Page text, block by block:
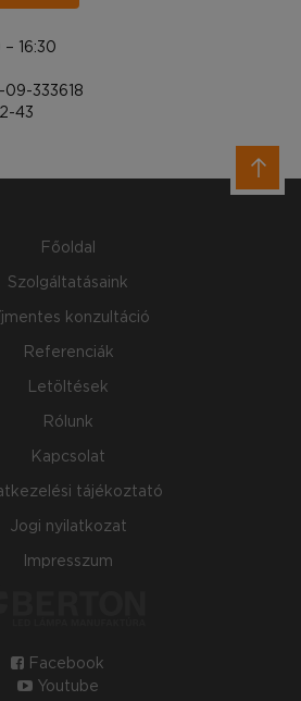
16:30
09-333618
43
Főoldal
Szolgáltatásaink
konzultáció
Referenciák
Letöltések
Rólunk
Kapcsolat
tájékoztató
Jogi nyilatkozat
Impresszum
Facebook
Youtube